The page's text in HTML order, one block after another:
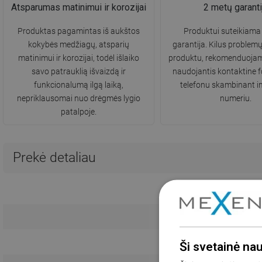
Atsparumas matinimui ir korozijai
Produktas pagamintas iš aukštos
kokybės medžiagų, atsparių
matinimui ir korozijai, todėl išlaiko
savo patrauklią išvaizdą ir
funkcionalumą ilgą laiką,
nepriklausomai nuo drėgmės lygio
patalpoje.
2 metų
Produktui suteikiama
garantija. Kilus
produktu,
naudojantis kontaktine
telefonu skambinant
numeriu.
Prekė detaliau
Ši svetainė